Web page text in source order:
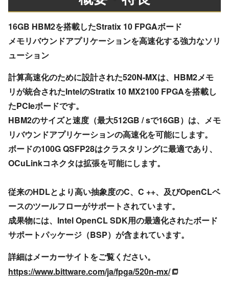
16GB HBM2を搭載したStratix 10 FPGAボード
メモリバウンドアプリケーションを高速化する強力なソリ
ューション
計算高速化のために設計された520N-MXは、HBM2メモ
リが統合されたIntelのStratix 10 MX2100 FPGAを搭載し
たPCIeボードです。
HBM2のサイズと速度（最大512GB / sで16GB）は、メモ
リバウンドアプリケーションの高速化を可能にします。
ボードの100G QSFP28はクラスタリングに最適であり、
OCuLinkコネクタは拡張を可能にします。
従来のHDLとより高い抽象度のC、C ++、及びOpenCLベ
ースのツールフローがサポートされています。
成果物には、Intel OpenCL SDK用の最適化されたボード
サポートパッケージ（BSP）が含まれています。
詳細はメーカーサイトをご覧ください。
https://www.bittware.com/ja/fpga/520n-mx/